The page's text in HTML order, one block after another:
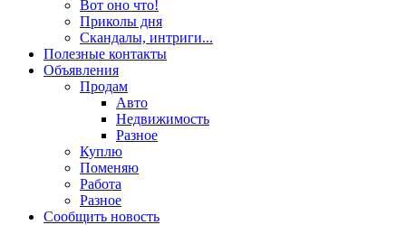
Вот оно что!
Приколы дня
Скандалы, интриги...
Полезные контакты
Объявления
Продам
Авто
Недвижимость
Разное
Куплю
Поменяю
Работа
Разное
Сообщить новость